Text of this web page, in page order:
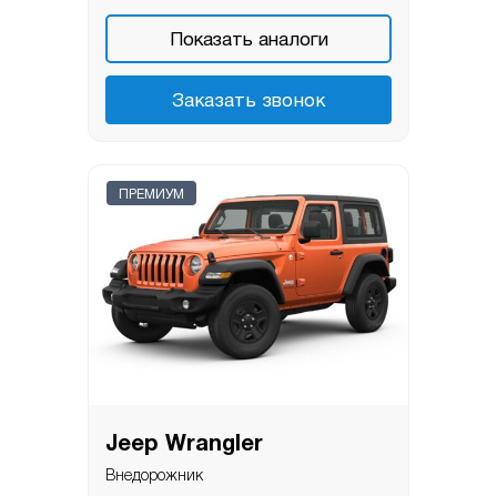
Показать аналоги
Заказать звонок
ПРЕМИУМ
Jeep Wrangler
Внедорожник